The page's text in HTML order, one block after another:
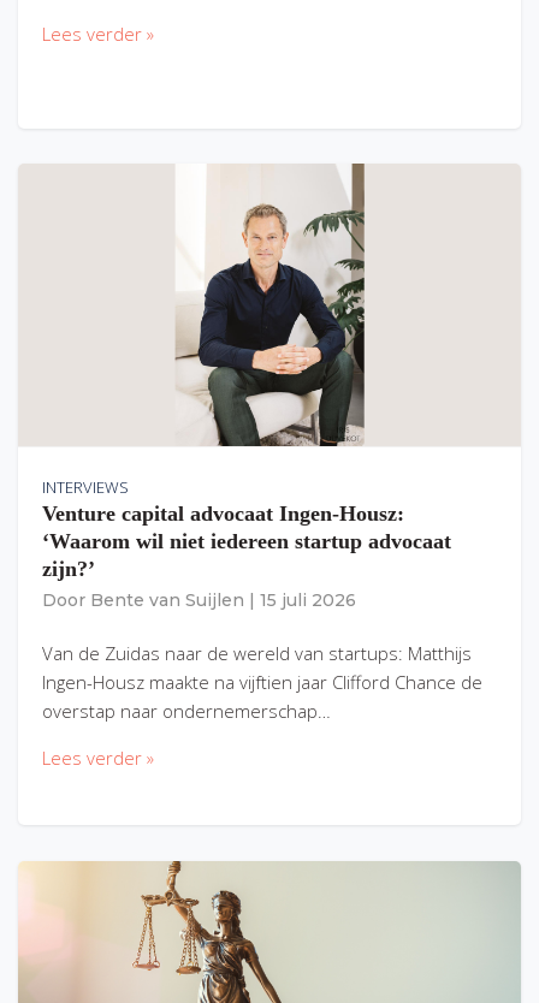
Lees verder »
INTERVIEWS
Venture capital advocaat Ingen-Housz:
‘Waarom wil niet iedereen startup advocaat
zijn?’
Door Bente van Suijlen 15 juli 2026
Van de Zuidas naar de wereld van startups: Matthijs
Ingen-Housz maakte na vijftien jaar Clifford Chance de
overstap naar ondernemerschap…
Lees verder »